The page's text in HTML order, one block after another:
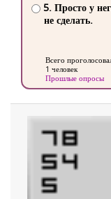
5. Просто у
не сделать.
Всего
1 человек
Прошлые опросы